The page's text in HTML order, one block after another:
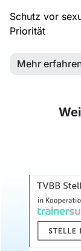
Schutz vor
Priorität
Mehr